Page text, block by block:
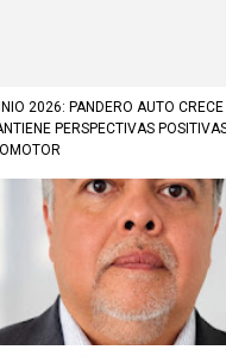
2026: PANDERO AUTO
PERSPECTIVAS